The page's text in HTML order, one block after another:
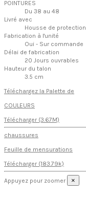
POINTURES
Du 38 au 48
Livré avec
Housse de protection
Fabrication à l'unité
Oui - Sur commande
Délai de fabrication
20 Jours ouvrables
Hauteur du talon
3.5 cm
Téléchargez la Palette de
COULEURS
Télécharger (3.67M)
chaussures
Feuille de mensurations
Télécharger (183.79k)
Appuyez pour zoomer ×